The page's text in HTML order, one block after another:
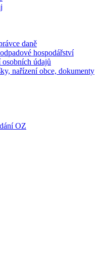
daně
hospodářství
údajů
nařízení obce, dokumenty
OZ